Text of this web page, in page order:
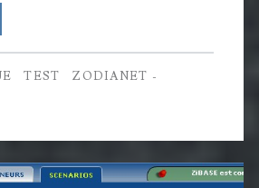
TEST
ZODIANET -